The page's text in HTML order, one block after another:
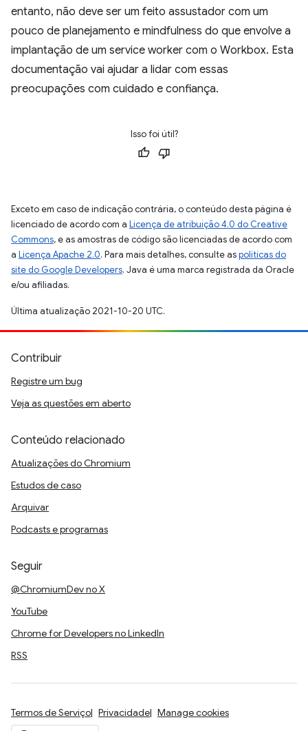
entanto, não deve ser um feito assustador com um
pouco de planejamento e mindfulness do que envolve a
implantação de um service worker com o Workbox. Esta
documentação vai ajudar a lidar com essas
preocupações com cuidado e confiança.
Isso foi útil?
Exceto em caso de indicação contrária, o conteúdo desta página é
licenciado de acordo com a Licença de atribuição 4.0 do Creative
Commons, e as amostras de código são licenciadas de acordo com
a Licença Apache 2.0. Para mais detalhes, consulte aspolíticas do
site do Google Developers. Java é uma marca registrada da Oracle
e/ou afiliadas.
Última atualização 2021-10-20 UTC.
Contribuir
Registre um bug
Veja as questões em aberto
Conteúdo relacionado
Atualizações do Chromium
Estudos de caso
Arquivar
Podcasts e programas
Seguir
@ChromiumDev no X
YouTube
Chrome for Developers no LinkedIn
RSS
Termos de Serviço Privacidade Manage cookies